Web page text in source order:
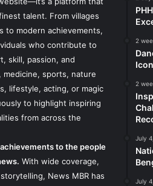
talent. From villages
to modern achievements,
who contribute to
skill, passion, and
medicine, sports, nature
lifestyle, acting, or magic
to highlight inspiring
from across the
to the people
With wide coverage,
News MBR has
2
2
July
July